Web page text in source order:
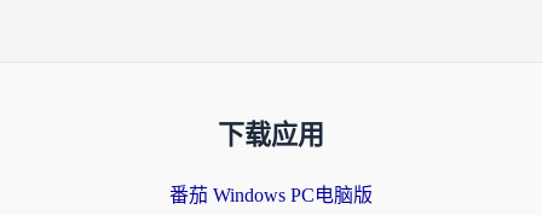
下载应用
番茄 Windows PC电脑版